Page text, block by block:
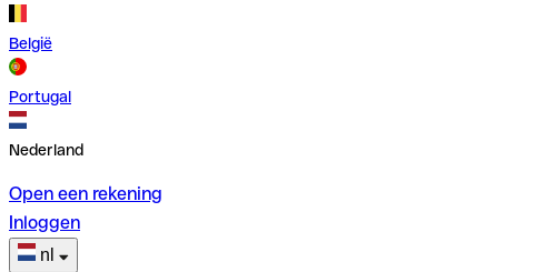
België
Portugal
Nederland
Open een rekening
Inloggen
nl